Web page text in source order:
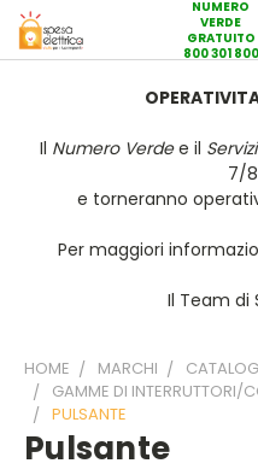
NUMERO
VERDE
GRATUITO
800 301 800
Il Numero Verdee il
7/
e torneranno
Per maggiori
Il Team di
HOME MARCHI
GAMME DI INTERRUTTORI/
PULSANTE
Pulsante